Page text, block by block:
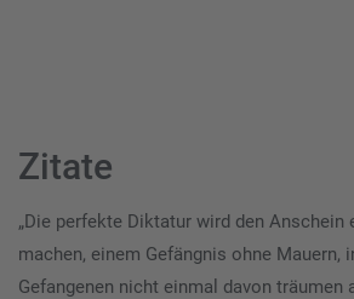
Zitate
„Die perfekte Diktatur wird den Anschein
machen, einem Gefängnis ohne Mauern,
Gefangenen nicht einmal davon träumen